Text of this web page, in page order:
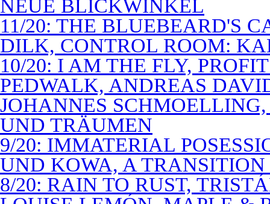
NEUE BLICKWINKEL
11/20: THE BLUEBEARD'S
DILK, CONTROL ROOM:
10/20: I AM THE FLY,
PEDWALK, ANDREAS
JOHANNES
UND TRÄUMEN
9/20: IMMATERIAL
UND KOWA, A
8/20: RAIN TO RUST,